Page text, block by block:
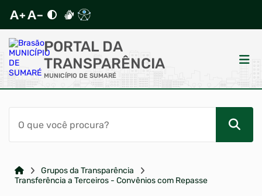
PORTAL DA
TRANSPARÊNCIA
MUNICÍPIO DE SUMARÉ
ACESSO RÁPIDO
Acessibilidade
CidadãoGrupos da Transparência
Transferência a Terceiros - Convênios com Repasse